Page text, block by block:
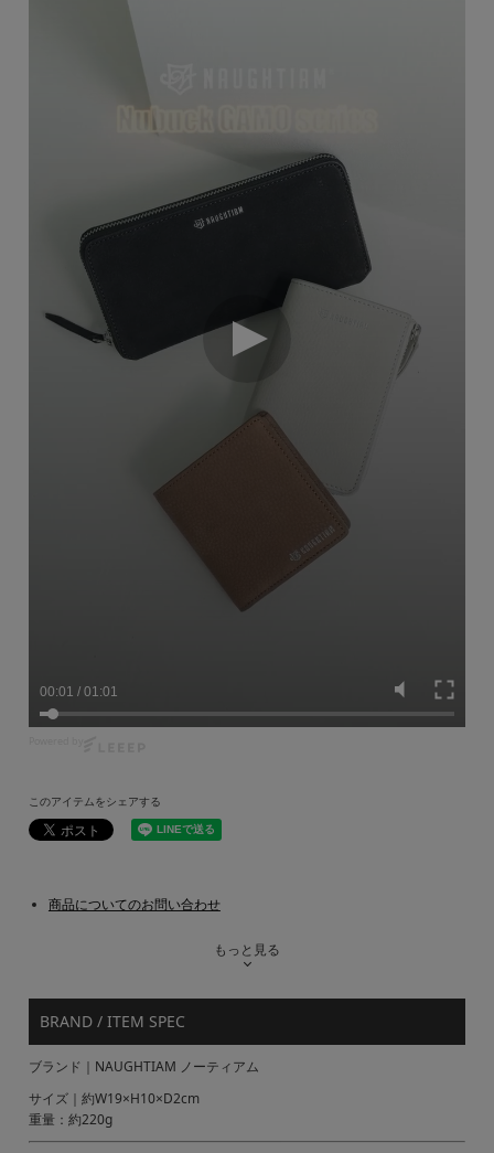
00:02 / 01:01
このアイテムをシェアする
商品についてのお問い合わせ
もっと見る
BRAND / ITEM SPEC
ブランド｜NAUGHTIAM ノーティアム
サイズ｜約W19×H10×D2cm
重量：約220g